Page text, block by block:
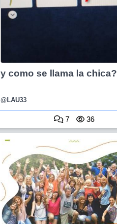
y como se llama la chica?
@LAU33
7 36